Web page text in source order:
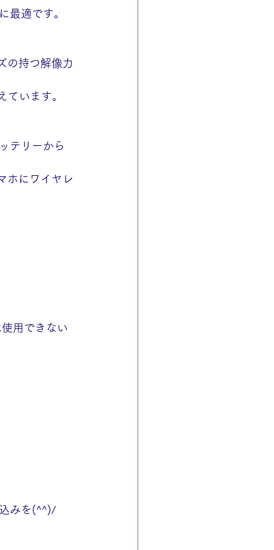
最適です。
の持つ解像力
ています。
テリーから
ホにワイヤレ
用できない
みを(^^)/